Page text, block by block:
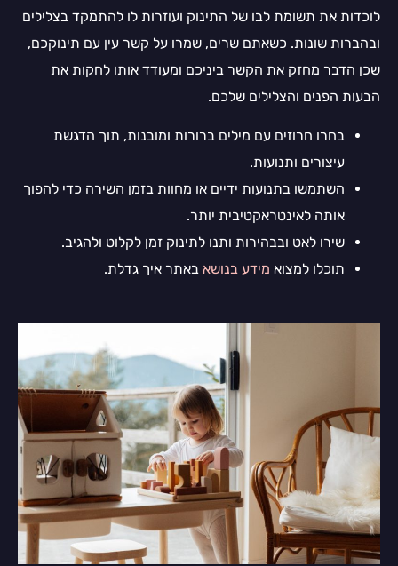
לוכדות את תשומת לבו של התינוק ועוזרות לו להתמקד בצלילים
ובהברות שונות. כשאתם שרים, שמרו על קשר עין עם תינוקכם,
שכן הדבר מחזק את הקשר ביניכם ומעודד אותו לחקות את
הבעות הפנים והצלילים שלכם.
בחרו חרוזים עם מילים ברורות ומובנות, תוך הדגשת
עיצורים ותנועות.
השתמשו בתנועות ידיים או מחוות בזמן השירה כדי להפוך
אותה לאינטראקטיבית יותר.
שירו לאט ובבהירות ותנו לתינוק זמן לקלוט ולהגיב.
תוכלו למצוא מידע בנושא באתר איך גדלת.